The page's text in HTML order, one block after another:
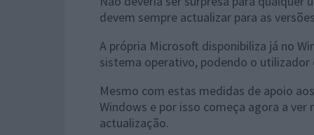
devem sempre actualizar para as
A própria Microsoft disponibiliza já no
sistema operativo, podendo o utilizador
Mesmo com estas medidas de apoio
Windows e por isso começa agora a
actualização.